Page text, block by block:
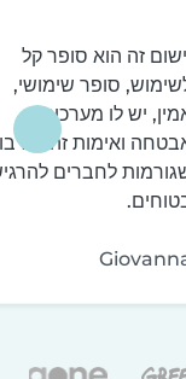
זה הוא סופר קל
סופר שימושי,
יש לו מערכות
ואימות זהות
לחברים